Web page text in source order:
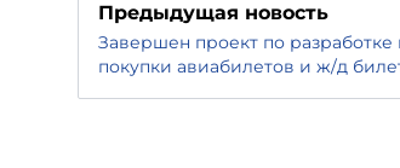
Предыдущая новость
Завершен проект по
покупки авиабилетов и ж/д